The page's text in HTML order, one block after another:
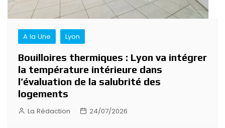
A la Une Lyon
Bouilloires thermiques : Lyon va intégrer
la température intérieure dans
l’évaluation de la salubrité des
logements
La Rédaction 24/07/2026